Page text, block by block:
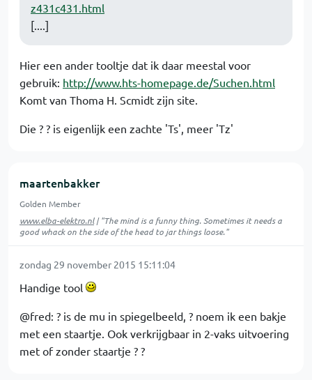
z431c431.html
[....]
Hier een ander tooltje dat ik daar meestal voor
gebruik: http://www.hts-homepage.de/Suchen.html
Komt van Thoma H. Scmidt zijn site.
Die ? ? is eigenlijk een zachte 'Ts', meer 'Tz'
maartenbakker
Golden Member
www.elba-elektro.nl| "The mind is a funny thing. Sometimes it needs a
good whack on the side of the head to jar things loose."
zondag 29 november 2015 15:11:04
Handige tool
@fred: ? is de mu in spiegelbeeld, ? noem ik een bakje
met een staartje. Ook verkrijgbaar in 2-vaks uitvoering
met of zonder staartje ? ?